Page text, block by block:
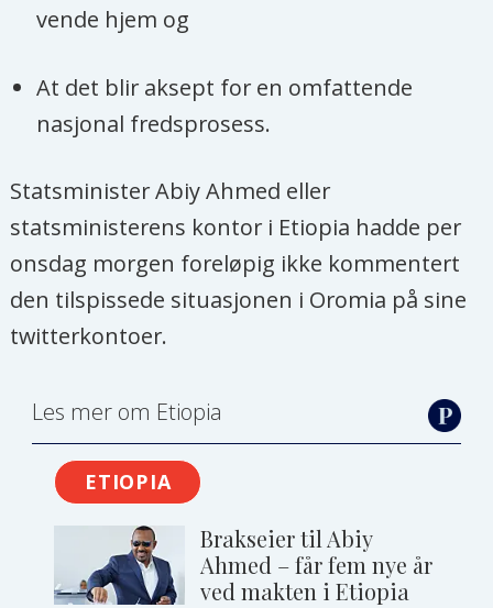
vende hjem og
At det blir aksept for en omfattende
nasjonal fredsprosess.
Statsminister Abiy Ahmed eller
statsministerens kontor i Etiopia hadde per
onsdag morgen foreløpig ikke kommentert
den tilspissede situasjonen i Oromia på sine
twitterkontoer.
Les mer om Etiopia
ETIOPIA
Brakseier til Abiy
Ahmed – får fem nye år
ved makten i Etiopia